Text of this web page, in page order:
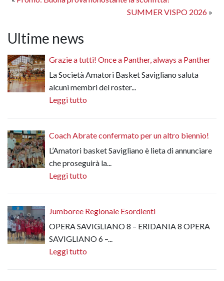
SUMMER VISPO 2026 »
Ultime news
Grazie a tutti! Once a Panther, always a Panther
La Società Amatori Basket Savigliano saluta
alcuni membri del roster...
Leggi tutto
Coach Abrate confermato per un altro biennio!
L’Amatori basket Savigliano è lieta di annunciare
che proseguirà la...
Leggi tutto
Jumboree Regionale Esordienti
OPERA SAVIGLIANO 8 – ERIDANIA 8 OPERA
SAVIGLIANO 6 –...
Leggi tutto